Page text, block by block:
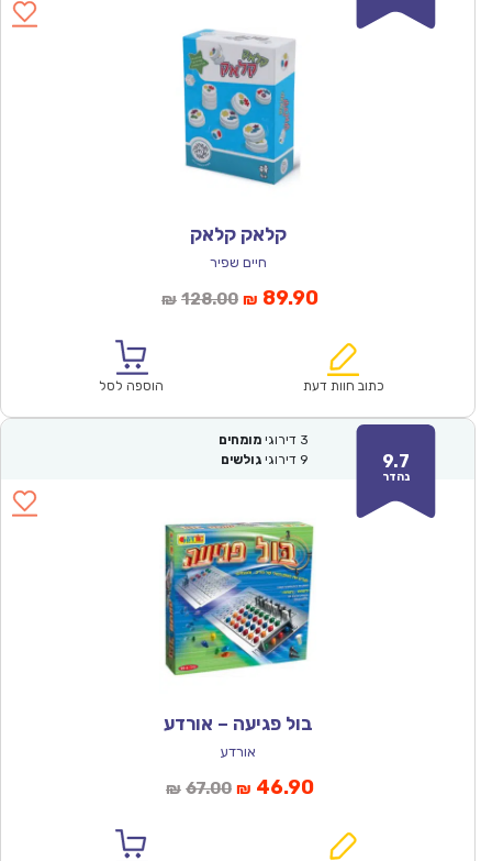
קלאק קלאק
חיים שפיר
₪ 128.00המחיר
₪128.00.
₪ 89.90המחיר
הוא:
כתוב חוות דעת הוספה לסל
9.7
נהדר
3 דירוגי מומחים
9 דירוגי גולשים
בול פגיעה – אורדע
אורדע
₪ 67.00המחיר
₪ 46.90המחיר
הוא: